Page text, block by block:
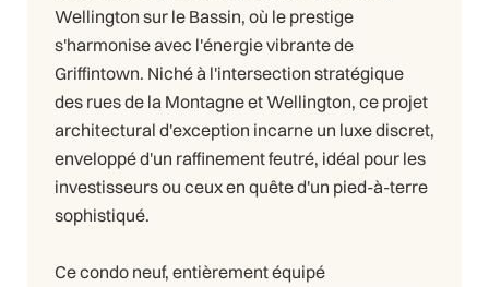
Wellington sur le Bassin, où le prestige
s'harmonise avec l'énergie vibrante de
Griffintown. Niché à l'intersection stratégique
des rues de la Montagne et Wellington, ce projet
architectural d'exception incarne un luxe discret,
enveloppé d'un raffinement feutré, idéal pour les
investisseurs ou ceux en quête d'un pied-à-terre
sophistiqué.
Ce condo neuf, entièrement équipé